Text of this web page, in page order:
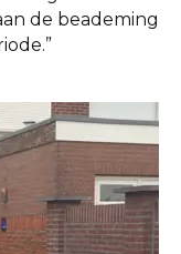
de beademing